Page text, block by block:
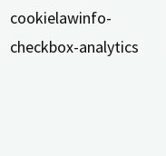
cookielawinfo-
checkbox-analytics